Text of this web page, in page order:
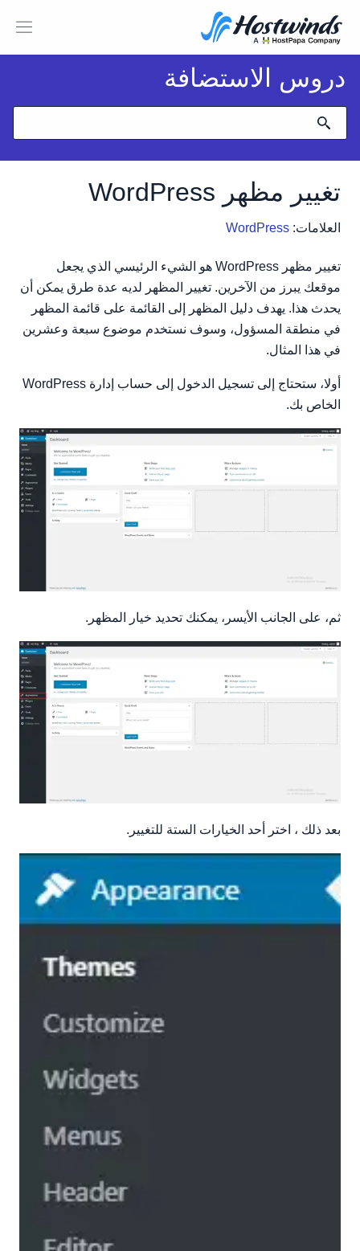
دروس الاستضافة
تغيير مظهر WordPress
العلامات: WordPress
تغيير مظهر WordPress هو الشيء الرئيسي الذي يجعل
موقعك يبرز من الآخرين. تغيير المظهر لديه عدة طرق يمكن أن
يحدث هذا. يهدف دليل المظهر إلى القائمة على قائمة المظهر
في منطقة المسؤول، وسوف نستخدم موضوع سبعة وعشرين
في هذا المثال.
أولا، ستحتاج إلى تسجيل الدخول إلى حساب إدارة WordPress
الخاص بك.
ثم، على الجانب الأيسر، يمكنك تحديد خيار المظهر.
بعد ذلك ، اختر أحد الخيارات الستة للتغيير.